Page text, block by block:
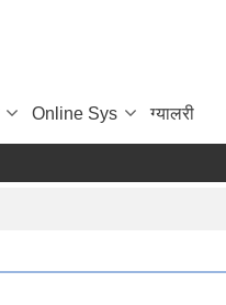
Online Sys ग्यालरी